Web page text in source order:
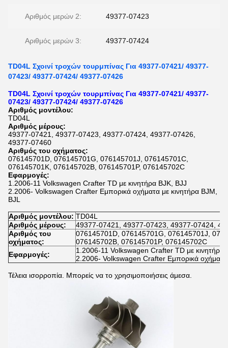
Αριθμός μερών 2: 49377-07423
Αριθμός μερών 3: 49377-07424
TD04L Σχοινί τροχών τουρμπίνας Για 49377-07421/ 49377-
07423/ 49377-07424/ 49377-07426
TD04L Σχοινί τροχών τουρμπίνας Για 49377-07421/ 49377-
07423/ 49377-07424/ 49377-07426
Αριθμός μοντέλου:
TD04L
Αριθμός μέρους:
49377-07421, 49377-07423, 49377-07424, 49377-07426,
49377-07460
Αριθμός του οχήματος:
076145701D, 076145701G, 076145701J, 076145701C,
076145701K, 076145702B, 076145701P, 076145702C
Εφαρμογές:
1.2006-11 Volkswagen Crafter TD με κινητήρα BJK, BJJ
2.2006- Volkswagen Crafter Εμπορικά οχήματα με κινητήρα BJM,
BJL
Αριθμός μοντέλου: TD04L
Αριθμός μέρους:
49377-07421, 49377-07423, 49377-07424,
Αριθμός του
οχήματος:
076145701D, 076145701G, 076145701J,
076145702B, 076145701P, 076145702C
Εφαρμογές:
1.2006-11 Volkswagen Crafter TD με κινητήρα
2.2006- Volkswagen Crafter Εμπορικά οχήματα
Τέλεια ισορροπία. Μπορείς να το χρησιμοποιήσεις άμεσα.